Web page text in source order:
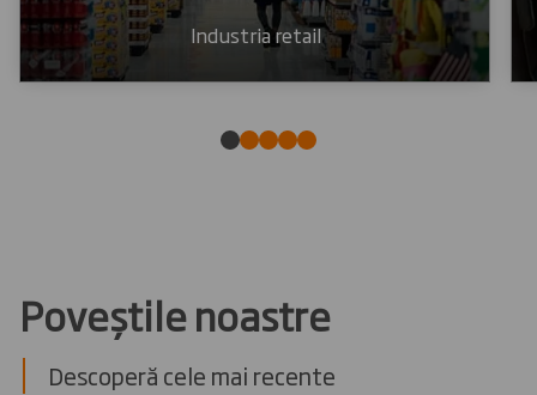
Industria retail
Poveștile noastre
Descoperă cele mai recente